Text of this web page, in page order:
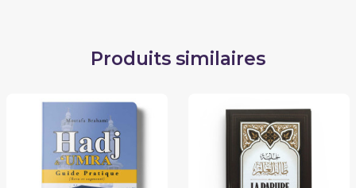
Produits similaires